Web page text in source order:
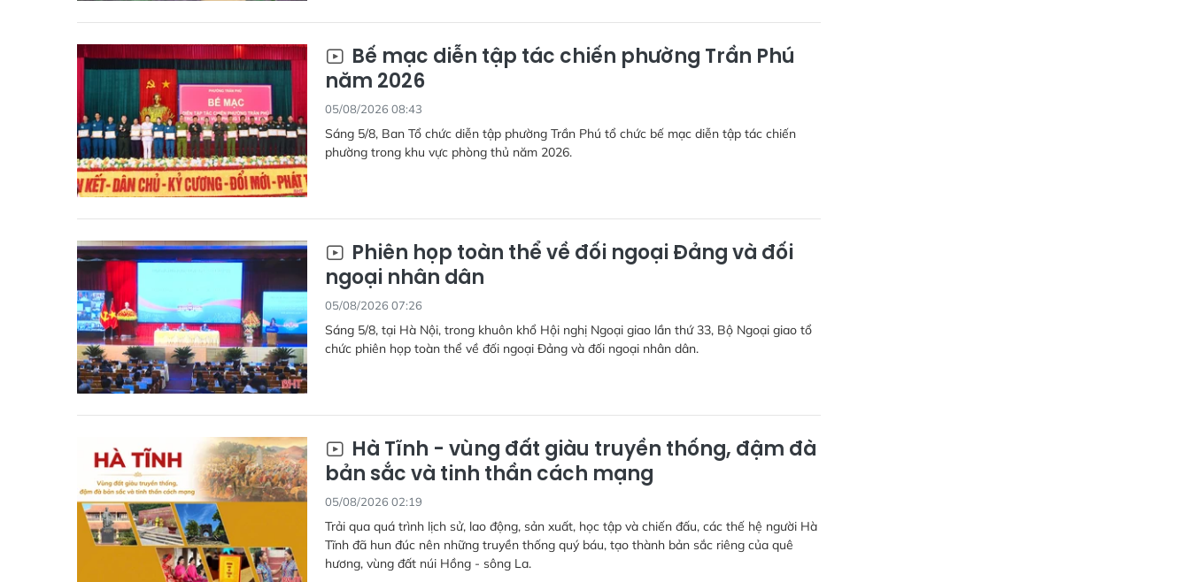
Bế mạc diễn tập tác chiến phường Trần Phú
năm 2026
05/08/2026 08:43
Sáng 5/8, Ban Tổ chức diễn tập phường Trần Phú tổ chức bế mạc diễn tập tác chiến
phường trong khu vực phòng thủ năm 2026.
Phiên họp toàn thể về đối ngoại Đảng và đối
ngoại nhân dân
05/08/2026 07:26
Sáng 5/8, tại Hà Nội, trong khuôn khổ Hội nghị Ngoại giao lần thứ 33, Bộ Ngoại giao tổ
chức phiên họp toàn thể về đối ngoại Đảng và đối ngoại nhân dân.
Hà Tĩnh - vùng đất giàu truyền thống, đậm đà
bản sắc và tinh thần cách mạng
05/08/2026 02:19
Trải qua quá trình lịch sử, lao động, sản xuất, học tập và chiến đấu, các thế hệ người Hà
Tĩnh đã hun đúc nên những truyền thống quý báu, tạo thành bản sắc riêng của quê
hương, vùng đất núi Hồng - sông La.